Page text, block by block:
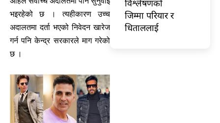
भइरहेको छ । त्यहीकारण उच्च
अदालतमा दर्ता भएको निवेदन खारेज
गर्न पनि केन्द्र सरकारले माग गरेको
छ ।
विश्लेषणको
जिम्मा परियार र
धिताललाई